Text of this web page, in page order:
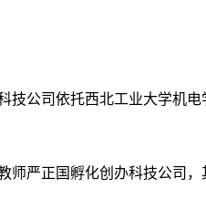
技公司依托西北工业大学机
师严正国孵化创办科技公司